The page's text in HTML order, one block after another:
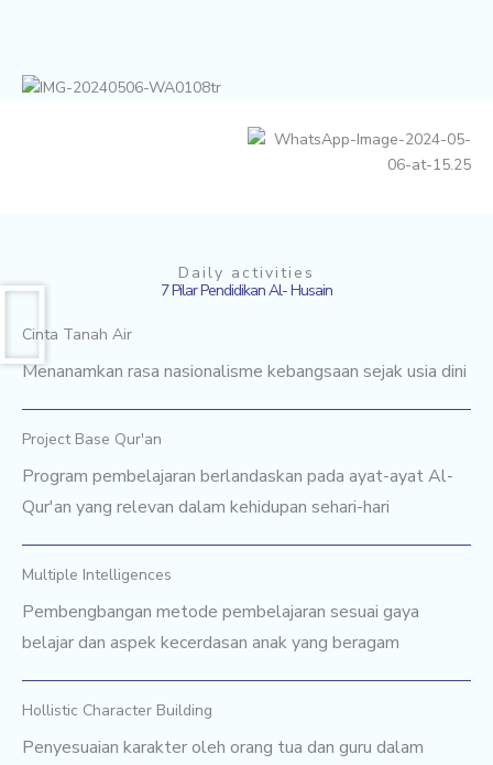
Daily activities
7 Pilar Pendidikan Al- Husain
Cinta Tanah Air
Menanamkan rasa nasionalisme kebangsaan sejak usia dini
Project Base Qur'an
Program pembelajaran berlandaskan pada ayat-ayat Al-
Qur'an yang relevan dalam kehidupan sehari-hari
Multiple Intelligences
Pembengbangan metode pembelajaran sesuai gaya
belajar dan aspek kecerdasan anak yang beragam
Hollistic Character Building
Penyesuaian karakter oleh orang tua dan guru dalam